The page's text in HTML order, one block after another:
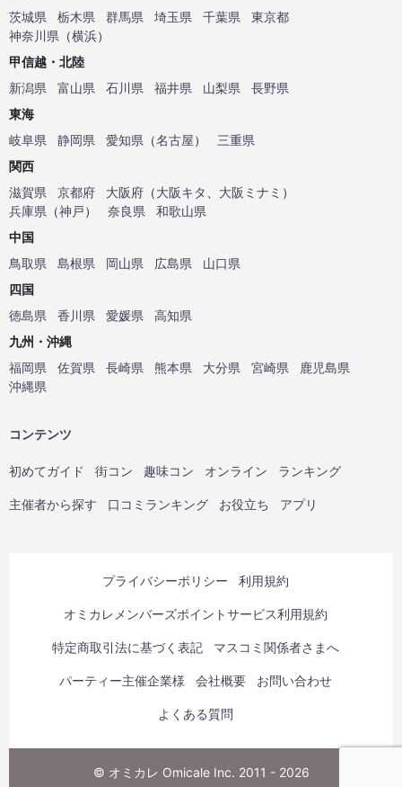
茨城県
栃木県 群馬県 埼玉県 千葉県
東京都
神奈川県 （横浜）
甲信越・北陸
新潟県
富山県 石川県 福井県 山梨県
長野県
東海
岐阜県
静岡県 愛知県 （名古屋）
三重県
関西
滋賀県
京都府 大阪府 （大阪キタ 大阪ミナミ ）
兵庫県 （神戸） 奈良県
和歌山県
中国
鳥取県
島根県 岡山県 広島県
山口県
四国
徳島県
香川県 愛媛県
高知県
九州・沖縄
福岡県
佐賀県 長崎県 熊本県 大分県 宮崎県
鹿児島県
沖縄県
コンテンツ
初めてガイド 街コン 趣味コン オンライン ランキング
主催者から探す 口コミランキング お役立ち アプリ
プライバシーポリシー 利用規約
オミカレメンバーズポイントサービス利用規約
特定商取引法に基づく表記 マスコミ関係者さまへ
パーティー主催企業様 会社概要 お問い合わせ
よくある質問
© オミカレ Omicale Inc. 2011 - 2026